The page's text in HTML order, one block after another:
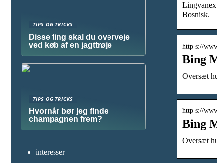
Bosnisk.
http s://
Bing
Oversæt
http s://
Bing
Oversæt
TIPS OG TRICKS
Disse ting skal du overveje
ved køb af en jagttrøje
TIPS OG TRICKS
Hvornår bør jeg finde
champagnen frem?
interesser